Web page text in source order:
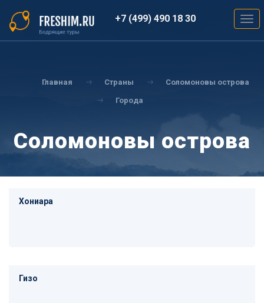
основному
содержанию
+7 (499) 490 18 30
Главная Страны Соломоновы острова
Города
Соломоновы острова
Хониара
Гизо